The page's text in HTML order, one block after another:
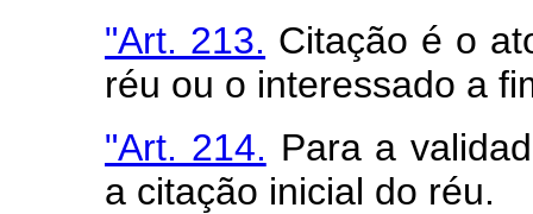
"Art. 213. Citação é o
réu ou o interessado a
"Art. 214. Para a
a citação inicial do réu.